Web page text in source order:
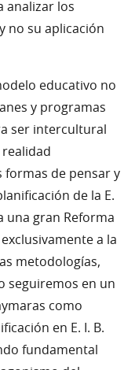
analizar los
no su aplicación
educativo no
y programas
ser intercultural
formas de pensar y
de la E.
una gran Reforma
a la
metodologías,
seguiremos en un
como
en E. I. B.
fundamental